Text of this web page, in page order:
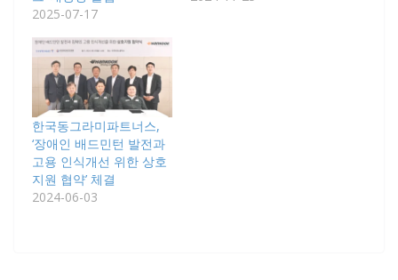
2025-07-17
한국동그라미파트너스,
‘장애인 배드민턴 발전과
고용 인식개선 위한 상호
지원 협약’ 체결
2024-06-03